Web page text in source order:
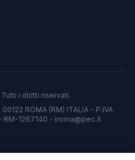
Tutti i diritti riservati.
ROMA (RM) ITALIA - P.IVA
RM-1267140 - iroma@pec.it